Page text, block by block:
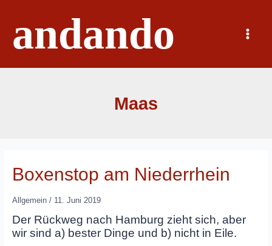
springenandando
Main
Menu
Maas
Boxenstop am Niederrhein
Allgemein/ 11. Juni 2019
Der Rückweg nach Hamburg zieht sich, aber
wir sind a) bester Dinge und b) nicht in Eile.